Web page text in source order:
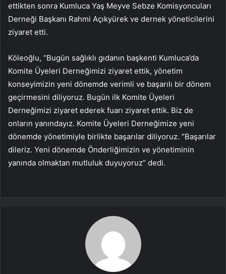
ettikten sonra Kumluca Yaş Meyve Sebze Komisyoncuları
Derneği Başkanı Rahmi Açıkyürek ve dernek yöneticilerini
ziyaret etti.
Köleoğlu, “Bugün sağlıklı gıdanın başkenti Kumluca’da
Komite Üyeleri Derneğimizi ziyaret ettik, yönetim
konseyimizin yeni dönemde verimli ve başarılı bir dönem
geçirmesini diliyoruz. Bugün ilk Komite Üyeleri
Derneğimizi ziyaret ederek fuarı ziyaret ettik. Biz de
onların yanındayız. Komite Üyeleri Derneğimize yeni
dönemde yönetimiyle birlikte başarılar diliyoruz. “Başarılar
dileriz. Yeni dönemde Önderliğimizin ve yönetiminin
yanında olmaktan mutluluk duyuyoruz” dedi.